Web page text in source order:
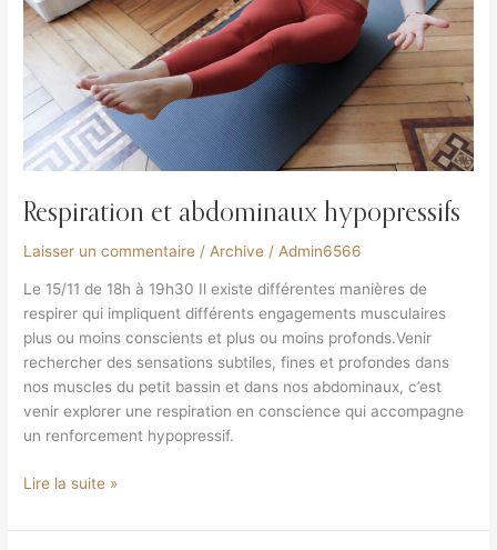
Respiration et abdominaux hypopressifs
Laisser un commentaire / Archive / Admin6566
Le 15/11 de 18h à 19h30 Il existe différentes manières de
respirer qui impliquent différents engagements musculaires
plus ou moins conscients et plus ou moins profonds.Venir
rechercher des sensations subtiles, fines et profondes dans
nos muscles du petit bassin et dans nos abdominaux, c’est
venir explorer une respiration en conscience qui accompagne
un renforcement hypopressif.
Lire la suite »